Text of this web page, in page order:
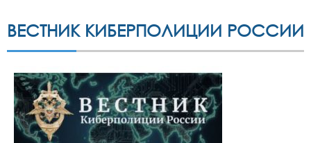
ВЕСТНИК КИБЕРПОЛИЦИИ РОССИИ